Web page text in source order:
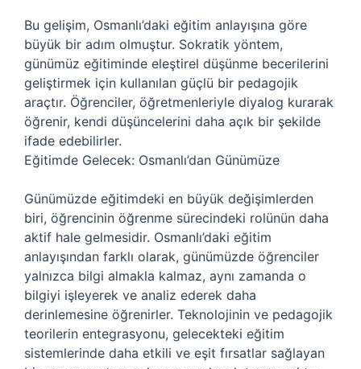
Bu gelişim, Osmanlı’daki eğitim anlayışına göre
büyük bir adım olmuştur. Sokratik yöntem,
günümüz eğitiminde eleştirel düşünme becerilerini
geliştirmek için kullanılan güçlü bir pedagojik
araçtır. Öğrenciler, öğretmenleriyle diyalog kurarak
öğrenir, kendi düşüncelerini daha açık bir şekilde
ifade edebilirler.
Eğitimde Gelecek: Osmanlı’dan Günümüze
Günümüzde eğitimdeki en büyük değişimlerden
biri, öğrencinin öğrenme sürecindeki rolünün daha
aktif hale gelmesidir. Osmanlı’daki eğitim
anlayışından farklı olarak, günümüzde öğrenciler
yalnızca bilgi almakla kalmaz, aynı zamanda o
bilgiyi işleyerek ve analiz ederek daha
derinlemesine öğrenirler. Teknolojinin ve pedagojik
teorilerin entegrasyonu, gelecekteki eğitim
sistemlerinde daha etkili ve eşit fırsatlar sağlayan